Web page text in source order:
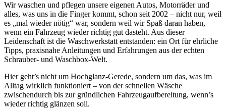
Wir waschen und pflegen unsere eigenen Autos, Motorräder und
alles, was uns in die Finger kommt, schon seit 2002 – nicht nur, weil
es „mal wieder nötig“ war, sondern weil wir Spaß daran haben,
wenn ein Fahrzeug wieder richtig gut dasteht. Aus dieser
Leidenschaft ist die Waschwerkstatt entstanden: ein Ort für ehrliche
Tipps, praxisnahe Anleitungen und Erfahrungen aus der echten
Schrauber- und Waschbox-Welt.
Hier geht’s nicht um Hochglanz-Gerede, sondern um das, was im
Alltag wirklich funktioniert – von der schnellen Wäsche
zwischendurch bis zur gründlichen Fahrzeugaufbereitung, wenn’s
wieder richtig glänzen soll.